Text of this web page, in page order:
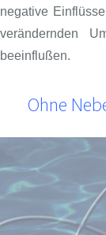
negative
verändernden
beeinflußen.
Ohne